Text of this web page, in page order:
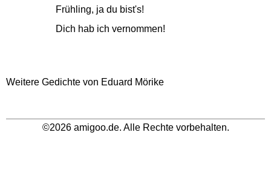
Frühling, ja du bist's!
Dich hab ich vernommen!
Weitere Gedichte von Eduard Mörike
©2026 amigoo.de. Alle Rechte vorbehalten.